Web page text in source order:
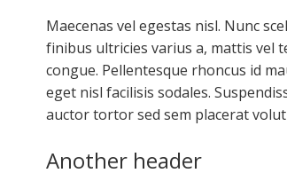
Maecenas vel egestas nisl. Nunc
finibus ultricies varius a, mattis vel
congue. Pellentesque rhoncus id
eget nisl facilisis sodales.
auctor tortor sed sem placerat
Another header